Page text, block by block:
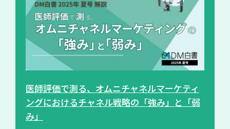
医師評価で測る、オムニチャネルマーケティ
ングにおけるチャネル戦略の「強み」と「弱
み」